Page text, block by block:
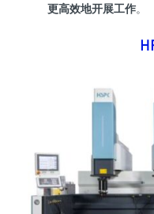
更高效地开展工作。